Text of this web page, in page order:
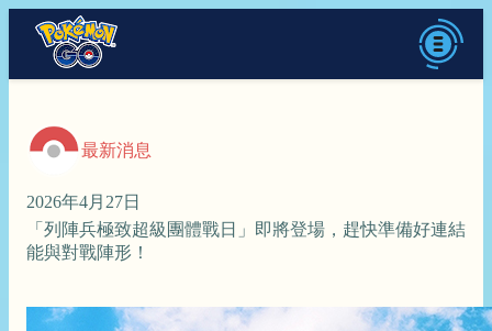
最新消息
2026年4月27日
「列陣兵極致超級團體戰日」即將登場，趕快準備好連結
能與對戰陣形！